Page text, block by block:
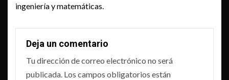
ingeniería y matemáticas.
Deja un comentario
Tu dirección de correo electrónico no será
publicada. Los campos obligatorios están